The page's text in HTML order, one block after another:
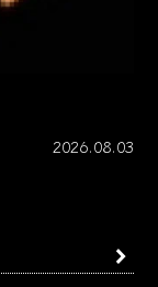
2026.08.03